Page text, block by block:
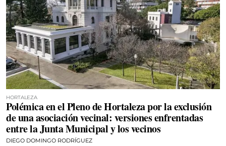
HORTALEZA
Polémica en el Pleno de Hortaleza por la exclusión
de una asociación vecinal: versiones enfrentadas
entre la Junta Municipal y los vecinos
DIEGO DOMINGO RODRÍGUEZ